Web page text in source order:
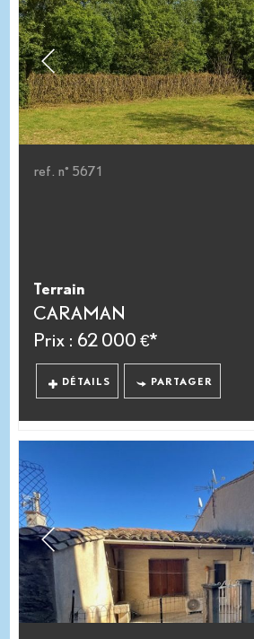
ref. n° 5671
Terrain
CARAMAN
Prix : 62 000 €*
DÉTAILS PARTAGER